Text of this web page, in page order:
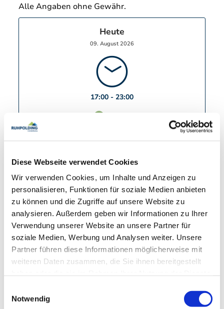
Diese Webseite verwendet Cookies
Wir verwenden Cookies, um Inhalte und Anzeigen zu
personalisieren, Funktionen für soziale Medien anbieten
zu können und die Zugriffe auf unsere Website zu
analysieren. Außerdem geben wir Informationen zu Ihrer
Verwendung unserer Website an unsere Partner für
soziale Medien, Werbung und Analysen weiter. Unsere
Partner führen diese Informationen möglicherweise mit
weiteren Daten zusammen, die Sie ihnen bereitgestellt
Notwendig
Alle Angaben ohne Gewähr.
Heute
09. August 2026
17:00 - 23:00
09. August 2026
Morgen
10. August 2026
17:00 - 23:00
geöffnet
Übermorgen
11. August 2026 geschlossen
Mittwoch
17:00 - 23:00
geöffnet
13. August 2026